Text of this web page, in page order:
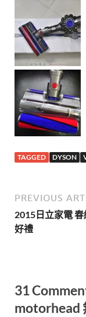
TAGGED DYSON
PREVIOUS
2015日立家電
好禮
31
motorhead